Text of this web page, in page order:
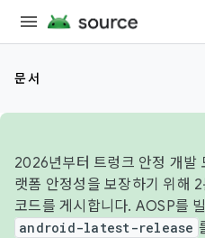
문서
2026년부터 트렁크 안정 개발
랫폼 안정성을 보장하기 위해
코드를 게시합니다. AOSP를
android-latest-release